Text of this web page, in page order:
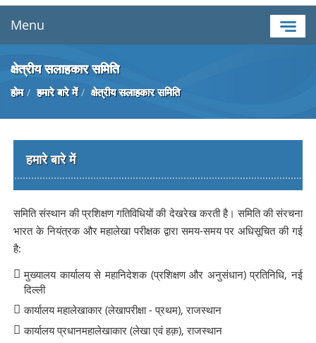
Menu
क्षेत्रीय सलाहकार समिति
होम हमारे बारे में क्षेत्रीय सलाहकार समिति
हमारे बारे में
समिति संस्थान की प्रशिक्षण गतिविधियों की देखरेख करती है। समिति की संरचना
भारत के नियंत्रक और महालेखा परीक्षक द्वारा समय-समय पर अधिसूचित की गई
है:
मुख्यालय कार्यालय से महानिदेशक (प्रशिक्षण और अनुसंधान) प्रतिनिधि, नई
दिल्ली
कार्यालय महालेखाकार (लेखापरीक्षा - प्रथम), राजस्थान
कार्यालय प्रधानमहालेखाकार (लेखा एवं हक़), राजस्थान